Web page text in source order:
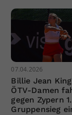
07.04.2026
Billie Jean
ÖTV-Damen
gegen Zypern 1.
Gruppensieg